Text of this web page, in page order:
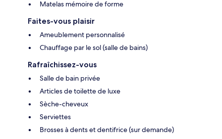
Matelas mémoire de forme
Faites-vous plaisir
Ameublement personnalisé
Chauffage par le sol (salle de bains)
Rafraîchissez-vous
Salle de bain privée
Articles de toilette de luxe
Sèche-cheveux
Serviettes
Brosses à dents et dentifrice (sur demande)